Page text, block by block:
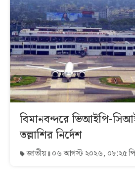
বিমানবন্দরে ভিআইপি-
তল্লাশির নির্দেশ
জাতীয় ০৬ আগস্ট ২০২৬, ০৮:২৫